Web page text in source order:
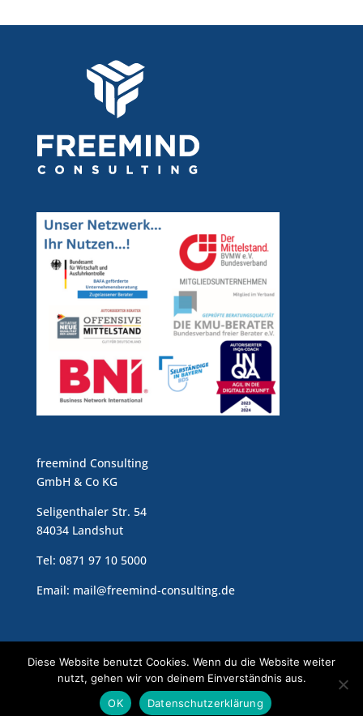
freemind Consulting
GmbH & Co KG
Seligenthaler Str. 54
84034 Landshut
Tel: 0871 97 10 5000
Email: mail@freemind-consulting.de
Impressum Datenschutz
Diese Website benutzt Cookies. Wenn du die Website weiter
nutzt, gehen wir von deinem Einverständnis aus.
OK
Datenschutzerklärung